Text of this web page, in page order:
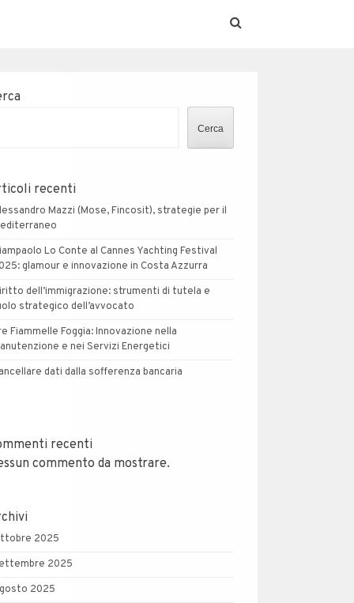
Cerca
recenti
Mazzi (Mose, Fincosit), strategie per il
Lo Conte al Cannes Yachting Festival
glamour e innovazione in Costa Azzurra
dell’immigrazione: strumenti di tutela e
strategico dell’avvocato
Fiammelle Foggia: Innovazione nella
e nei Servizi Energetici
dati dalla sofferenza bancaria
recenti
commento da mostrare.
2025
2025
2025